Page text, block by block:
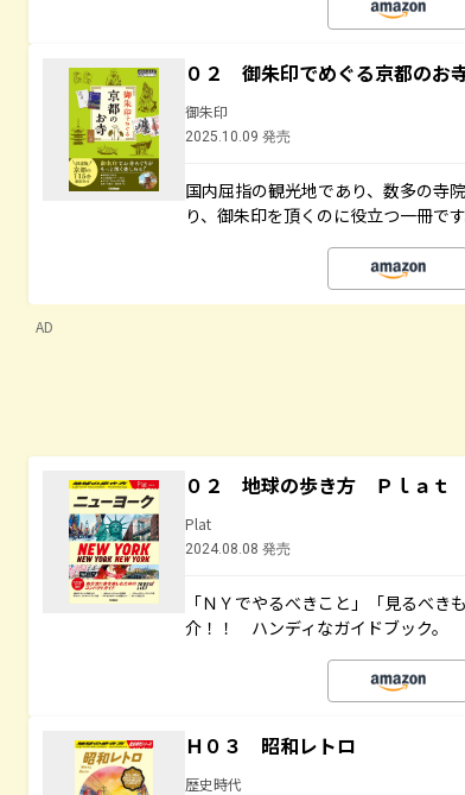
０２ 御朱印でめぐる京都の
御朱印
2025.10.09 発売
国内屈指の観光地であり、数多の寺
り、御朱印を頂くのに役立つ一冊です
AD
０２ 地球の歩き方 Ｐｌａｔ
Plat
2024.08.08 発売
「ＮＹでやるべきこと」「見るべ
介！！ ハンディなガイドブック。
Ｈ０３ 昭和レトロ
歴史時代